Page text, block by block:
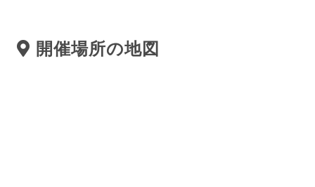
開催場所の地図